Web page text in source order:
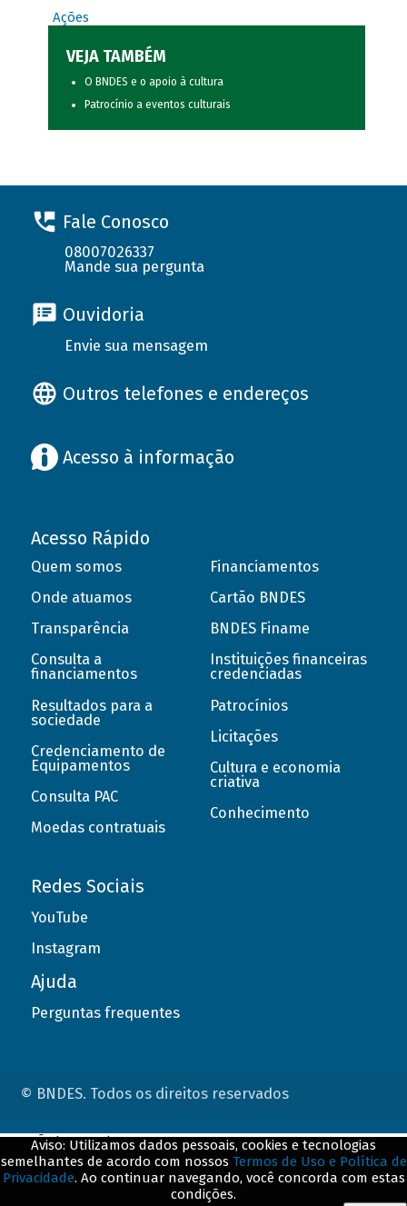
Ações
VEJA TAMBÉM
O BNDES e o apoio à cultura
Patrocínio a eventos culturais
Fale Conosco
08007026337
Mande sua pergunta
Ouvidoria
Envie sua mensagem
Outros telefones e endereços
Acesso à informação
Acesso Rápido
Quem somos
Onde atuamos
Transparência
Consulta a
financiamentos
Resultados para a
sociedade
Credenciamento de
Equipamentos
Consulta PAC
Moedas contratuais
Financiamentos
Cartão BNDES
BNDES Finame
Instituições financeiras
credenciadas
Patrocínios
Licitações
Cultura e economia
criativa
Conhecimento
Redes Sociais
YouTube
Instagram
Ajuda
Perguntas frequentes
© BNDES. Todos os direitos reservados
Aviso: Utilizamos dados pessoais, cookies e tecnologias
semelhantes de acordo com nossos Termos de Uso e Política de
Privacidade. Ao continuar navegando, você concorda com estas
condições.
ConteÃºdo complementar
${title}${badge}